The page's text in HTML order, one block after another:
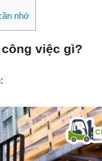
nhớ
việc gì?